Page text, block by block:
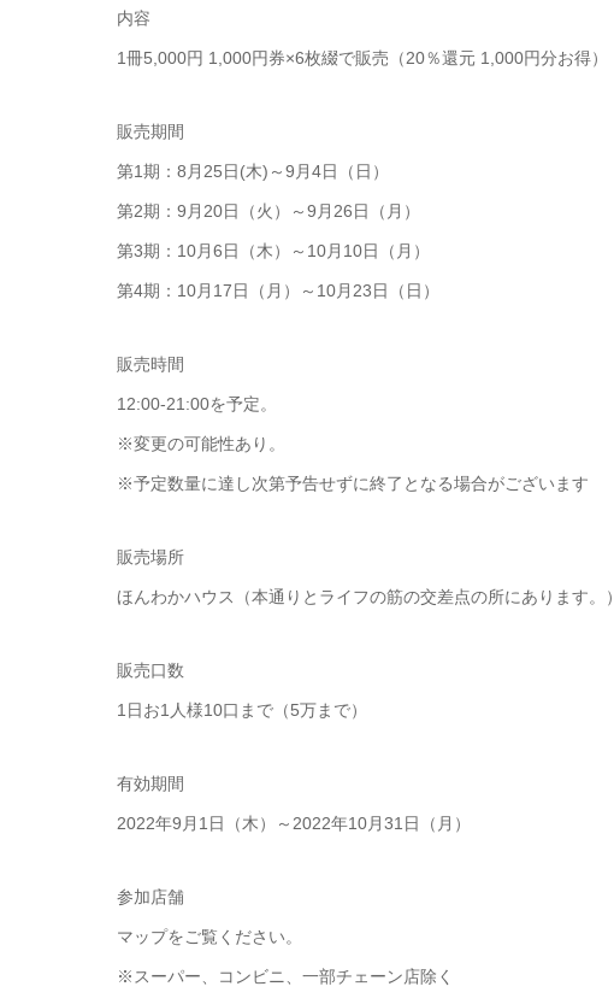
内容
1冊5,000円 1,000円券×6枚綴で販売（20％還元 1,000円分お得）
販売期間
第1期：8月25日(木)～9月4日（日）
第2期：9月20日（火）～9月26日（月）
第3期：10月6日（木）～10月10日（月）
第4期：10月17日（月）～10月23日（日）
販売時間
12:00-21:00を予定。
※変更の可能性あり。
※予定数量に達し次第予告せずに終了となる場合がございます
販売場所
ほんわかハウス（本通りとライフの筋の交差点の所にあります。）
販売口数
1日お1人様10口まで（5万まで）
有効期間
2022年9月1日（木）～2022年10月31日（月）
参加店舗
マップをご覧ください。
※スーパー、コンビニ、一部チェーン店除く